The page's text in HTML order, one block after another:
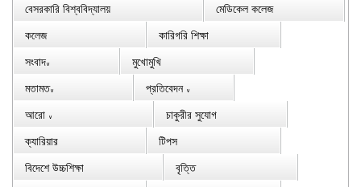
বেসরকারি বিশ্ববিদ্যালয়
মেডিকেল কলেজ
কলেজ
কারিগরি শিক্ষা
সংবাদ∨
মুখোমুখি
মতামত∨ প্রতিবেদন ∨
আরো ∨
চাকুরীর সুযোগ
ক্যারিয়ার
টিপস
বিদেশে উচ্চশিক্ষা
বৃত্তি